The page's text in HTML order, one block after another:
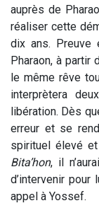
auprès de
réaliser cette
dix ans. Preuve
Pharaon, à partir
le même rêve
interprètera
libération. Dès
erreur et se
spirituel élevé et
Bita’hon, il
d’intervenir
appel à Yossef.